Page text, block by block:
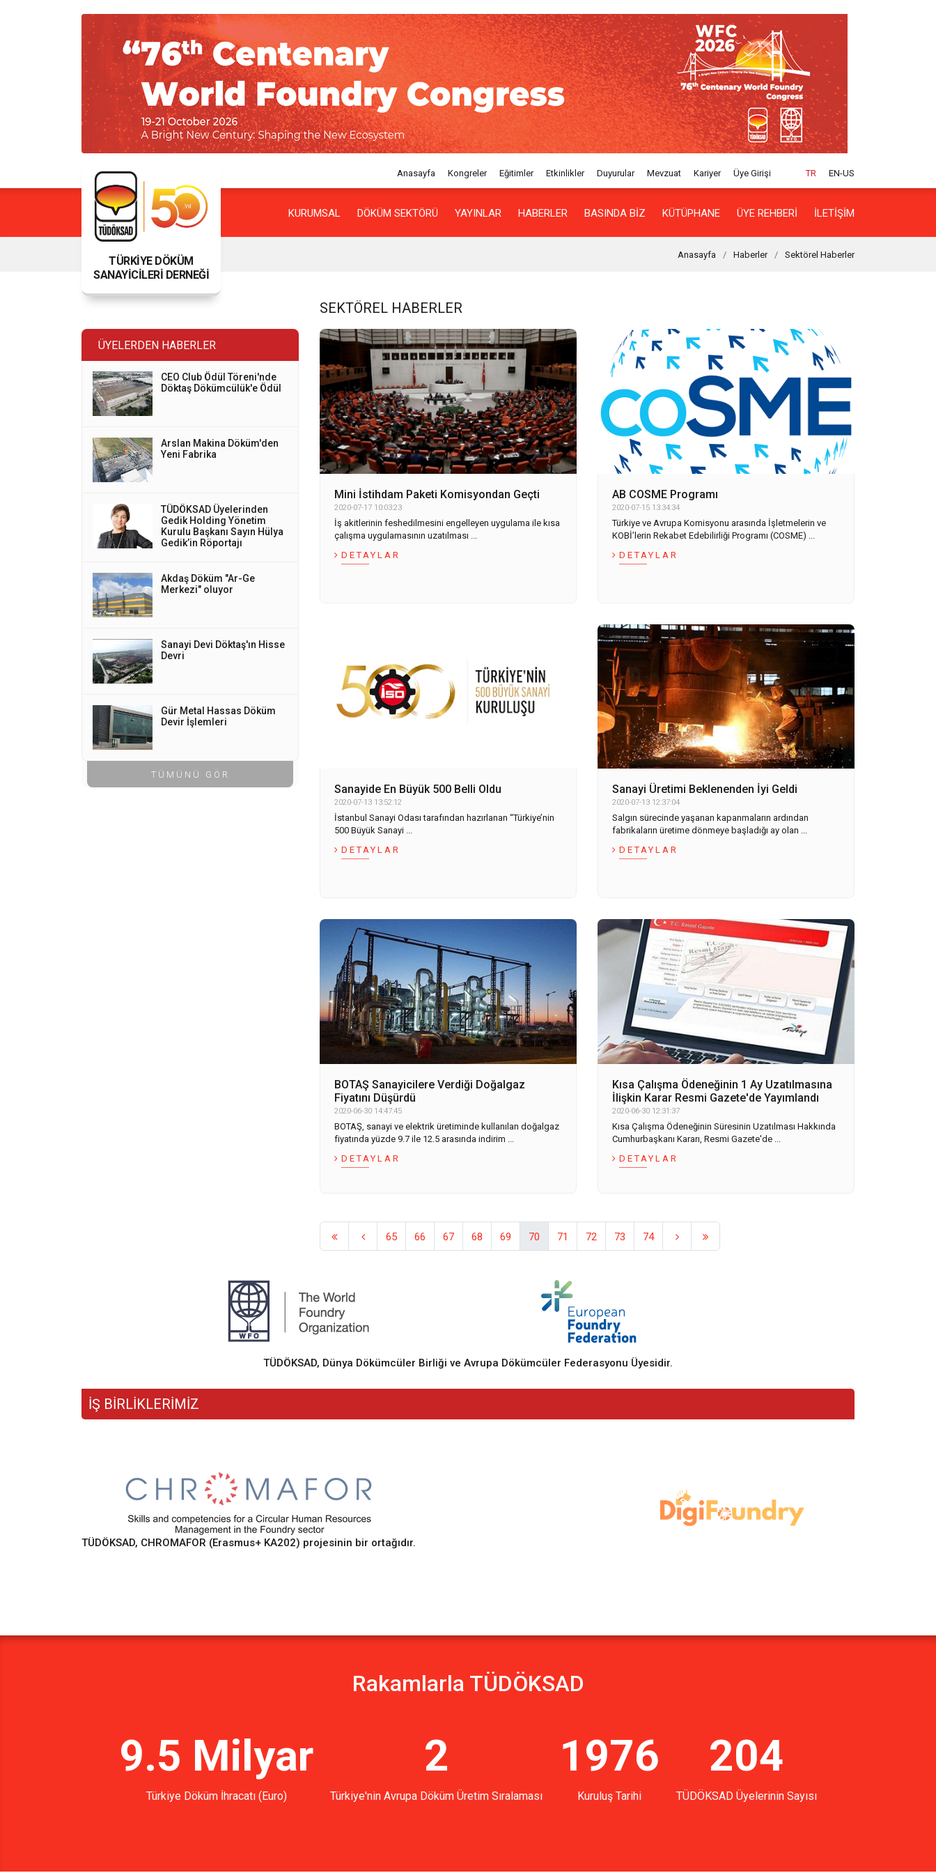
TÜRKİYE DÖKÜM
SANAYİCİLERİ DERNEĞİ
TR EN-US
Anasayfa Kongreler Eğitimler Etkinlikler Duyurular Mevzuat Kariyer Üye Girişi
KURUMSAL DÖKÜM SEKTÖRÜ YAYINLAR HABERLER BASINDA BIZ KÜTÜPHANE ÜYE REHBERI İLETIŞIM
Anasayfa Haberler Sektörel Haberler
ÜYELERDEN HABERLER
CEO Club Ödül Töreni'nde
Döktaş Dökümcülük'e Ödül
Arslan Makina Döküm'den
Yeni Fabrika
TÜDÖKSAD Üyelerinden
Gedik Holding Yönetim
Kurulu Başkanı Sayın Hülya
Gedik’in Röportajı
Akdaş Döküm "Ar-Ge
Merkezi" oluyor
Sanayi Devi Döktaş'ın Hisse
Devri
Gür Metal Hassas Döküm
Devir İşlemleri
TÜMÜNÜ GÖR
SEKTÖREL HABERLER
Mini İstihdam Paketi Komisyondan Geçti
2020-07-17 10:03:23
İş akitlerinin feshedilmesini engelleyen uygulama ile kısa
çalışma uygulamasının uzatılması ...
DETAYLAR
AB COSME Programı
2020-07-15 13:34:34
Türkiye ve Avrupa Komisyonu arasında İşletmelerin ve
KOBİ’lerin Rekabet Edebilirliği Programı (COSME) ...
DETAYLAR
Sanayide En Büyük 500 Belli Oldu
2020-07-13 13:52:12
İstanbul Sanayi Odası tarafından hazırlanan “Türkiye’nin
500 Büyük Sanayi ...
DETAYLAR
Sanayi Üretimi Beklenenden İyi Geldi
2020-07-13 12:37:04
Salgın sürecinde yaşanan kapanmaların ardından
fabrikaların üretime dönmeye başladığı ay olan ...
DETAYLAR
BOTAŞ Sanayicilere Verdiği Doğalgaz
Fiyatını Düşürdü
2020-06-30 14:47:45
BOTAŞ, sanayi ve elektrik üretiminde kullanılan doğalgaz
fiyatında yüzde 9.7 ile 12.5 arasında indirim ...
DETAYLAR
Kısa Çalışma Ödeneğinin 1 Ay Uzatılmasına
İlişkin Karar Resmi Gazete'de Yayımlandı
2020-06-30 12:31:37
Kısa Çalışma Ödeneğinin Süresinin Uzatılması Hakkında
Cumhurbaşkanı Kararı, Resmi Gazete'de ...
DETAYLAR
65 66 67 68 69 70 71 72 73 74
TÜDÖKSAD, Dünya Dökümcüler Birliği ve Avrupa Dökümcüler Federasyonu Üyesidir.
İŞ BİRLİKLERİMİZ
TÜDÖKSAD, CHROMAFOR (Erasmus+ KA202) projesinin bir ortağıdır.
Rakamlarla TÜDÖKSAD
9.5 Milyar
Türkiye Döküm İhracatı (Euro)
2
Türkiye'nin Avrupa Döküm Üretim Sıralaması
1976
Kuruluş Tarihi
204
TÜDÖKSAD Üyelerinin Sayısı